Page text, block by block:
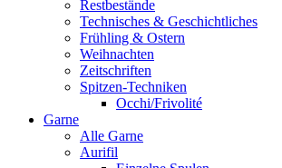
Restbestände
Technisches & Geschichtliches
Frühling & Ostern
Weihnachten
Zeitschriften
Spitzen-Techniken
Occhi/Frivolité
Garne
Alle Garne
Aurifil